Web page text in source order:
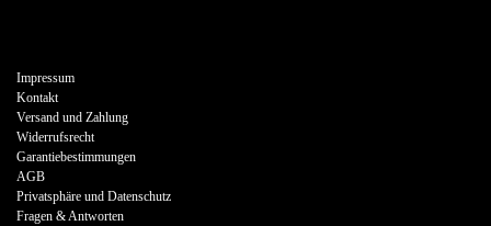
Impressum
Kontakt
Versand und Zahlung
Widerrufsrecht
Garantiebestimmungen
AGB
Privatsphäre und Datenschutz
Fragen & Antworten